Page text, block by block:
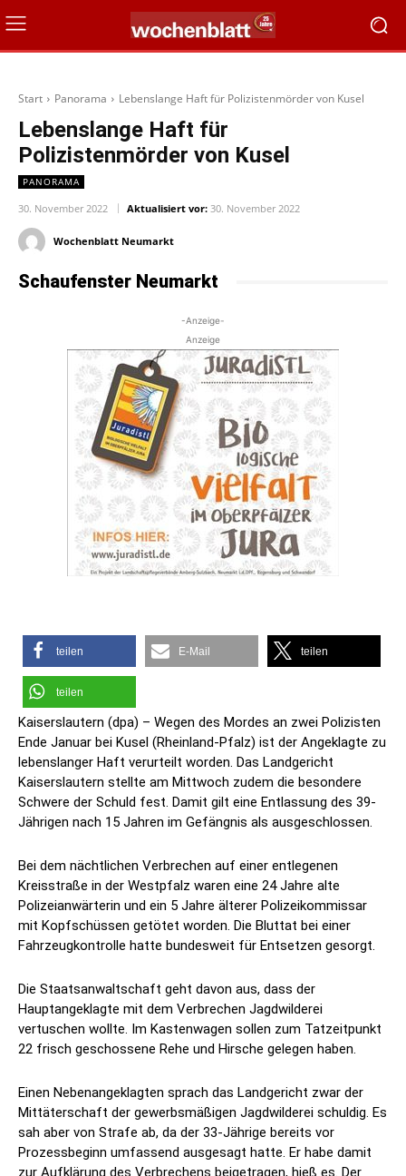
Start Panorama Lebenslange Haft für Polizistenmörder von Kusel
Lebenslange Haft für
Polizistenmörder von Kusel
PANORAMA
30. November 2022 Aktualisiert vor: 30. November 2022
Wochenblatt Neumarkt
Schaufenster Neumarkt
-Anzeige-
Anzeige
teilen E-Mail teilen
teilen
Kaiserslautern (dpa) – Wegen des Mordes an zwei Polizisten
Ende Januar bei Kusel (Rheinland-Pfalz) ist der Angeklagte zu
lebenslanger Haft verurteilt worden. Das Landgericht
Kaiserslautern stellte am Mittwoch zudem die besondere
Schwere der Schuld fest. Damit gilt eine Entlassung des 39-
Jährigen nach 15 Jahren im Gefängnis als ausgeschlossen.
Bei dem nächtlichen Verbrechen auf einer entlegenen
Kreisstraße in der Westpfalz waren eine 24 Jahre alte
Polizeianwärterin und ein 5 Jahre älterer Polizeikommissar
mit Kopfschüssen getötet worden. Die Bluttat bei einer
Fahrzeugkontrolle hatte bundesweit für Entsetzen gesorgt.
Die Staatsanwaltschaft geht davon aus, dass der
Hauptangeklagte mit dem Verbrechen Jagdwilderei
vertuschen wollte. Im Kastenwagen sollen zum Tatzeitpunkt
22 frisch geschossene Rehe und Hirsche gelegen haben.
Einen Nebenangeklagten sprach das Landgericht zwar der
Mittäterschaft der gewerbsmäßigen Jagdwilderei schuldig. Es
sah aber von Strafe ab, da der 33-Jährige bereits vor
Prozessbeginn umfassend ausgesagt hatte. Er habe damit
zur Aufklärung des Verbrechens beigetragen, hieß es. Der